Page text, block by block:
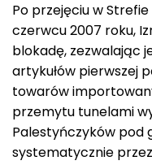
Po przejęciu w
czerwcu 2007 roku,
blokadę, zezwalając
artykułów pierwszej
towarów
przemytu tunelami
Palestyńczyków pod
systematycznie